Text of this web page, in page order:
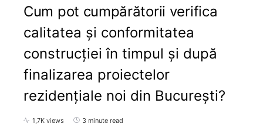
Cum pot cumpărătorii verifica
calitatea și conformitatea
construcției în timpul și după
finalizarea proiectelor
rezidențiale noi din București?
1,7K views 3 minute read